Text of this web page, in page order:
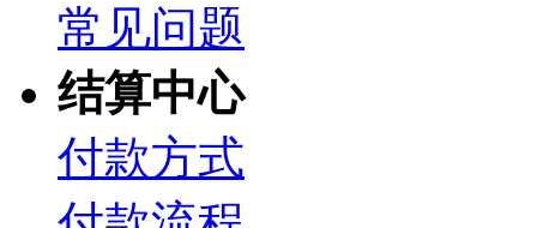
常见问题
结算中心
付款方式